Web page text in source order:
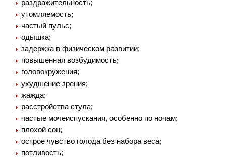
раздражительность;
утомляемость;
частый пульс;
одышка;
задержка в физическом развитии;
повышенная возбудимость;
головокружения;
ухудшение зрения;
жажда;
расстройства стула;
частые мочеиспускания, особенно по ночам;
плохой сон;
острое чувство голода без набора веса;
потливость;